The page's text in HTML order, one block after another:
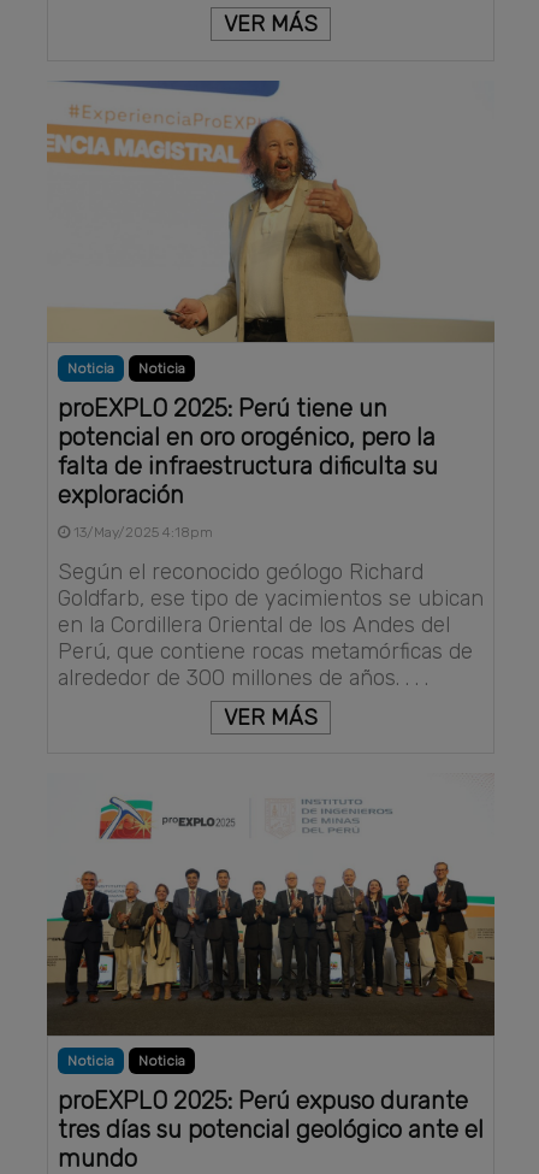
VER MÁS
Noticia Noticia
proEXPLO 2025: Perú tiene un
potencial en oro orogénico, pero la
falta de infraestructura dificulta su
exploración
13/May/2025 4:18pm
Según el reconocido geólogo Richard
Goldfarb, ese tipo de yacimientos se ubican
en la Cordillera Oriental de los Andes del
Perú, que contiene rocas metamórficas de
alrededor de 300 millones de años. . . .
VER MÁS
Noticia Noticia
proEXPLO 2025: Perú expuso durante
tres días su potencial geológico ante el
mundo